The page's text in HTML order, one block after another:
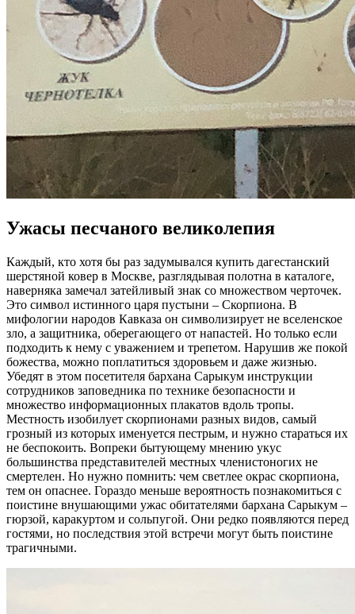
Ужасы песчаного великолепия
Каждый, кто хотя бы раз задумывался купить дагестанский
шерстяной ковер в Москве, разглядывая полотна в каталоге,
наверняка замечал затейливый знак со множеством черточек.
Это символ истинного царя пустыни – Скорпиона. В
мифологии народов Кавказа он символизирует не вселенское
зло, а защитника, оберегающего от напастей. Но только если
подходить к нему с уважением и трепетом. Нарушив же покой
божества, можно поплатиться здоровьем и даже жизнью.
Убедят в этом посетителя бархана Сарыкум инструкции
сотрудников заповедника по технике безопасности и
множество информационных плакатов вдоль тропы.
Местность изобилует скорпионами разных видов, самый
грозный из которых именуется пестрым, и нужно стараться их
не беспокоить. Вопреки бытующему мнению укус
большинства представителей местных членистоногих не
смертелен. Но нужно помнить: чем светлее окрас скорпиона,
тем он опаснее. Гораздо меньше вероятность познакомиться с
поистине внушающими ужас обитателями бархана Сарыкум –
гюрзой, каракуртом и сольпугой. Они редко появляются перед
гостями, но последствия этой встречи могут быть поистине
трагичными.